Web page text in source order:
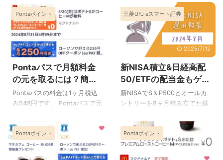
ヶ月分増量されて、6,000円分
のプレゼントにな ...
いどんな音楽が聴けるのでし
ょうか？ Pontaパスの“音楽”カ
テ ...
が、なかなか口座を開設する
所までいきませんでした。 で
もNISAは気になっているよう
で、会うたびに色々と質問さ
れました。 友だちが新NISAを
始めなかった理由は 損をする
可能性がある ことが1番だった
ような気がします。 そんな友
作ってNISAを始めました。 友
だちがNISAをはじめたきっか
利益が出ていますが、きっと
マイナスになる時期も来ると
思います。 積み立てを ...
ブコム証券)で現金がもらえる
キャンペーンが行われていま
す。 上のバナーは4月30日ま
でとなっていますが、5月31日
まで延長されました。 三菱
UFJ eスマート証券 三菱UFJ e
スマート証券キャンペーンで
現金をもらおう 三菱UFJ eスマ
NISA口座を開設して投資信託
や株の取引をすると最大で
は現金のプレゼントですが、
口座開設をしてauPAYクレジッ
Pontaポイント
2026/3/24
Pontaパスで月額料金
の元を取るには？簡単
です
Pontaパスの料金は1ヶ月税込
み548円です。 Pontaパスで元
か？ Pontaパスのクーポンを
数回使えば簡単に元が取れて
しまうので、これからご紹介
していきたいと思います。 ロ
三菱UFJ eスマート証券
2025/7/12
新NISA積立&日経高配
50/ETFの配当金もゲッ
ト2024年8月までの運
用結果
新NISAでS＆P500とオールカ
ントリーを8ヶ月積み立てた結
益 積み立て結果と運用益は
noteにまとめていますのでよ
ろしければご覧ください。
note [8ヶ月]日経平均史上最大
Pontaポイント Pontaポイント